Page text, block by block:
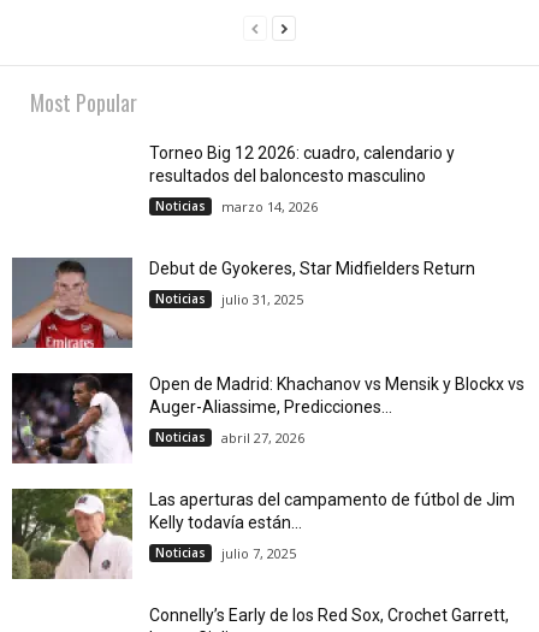
Most Popular
Torneo Big 12 2026: cuadro, calendario y
resultados del baloncesto masculino
Noticias marzo 14, 2026
Debut de Gyokeres, Star Midfielders Return
Noticias julio 31, 2025
Open de Madrid: Khachanov vs Mensik y Blockx vs
Auger-Aliassime, Predicciones...
Noticias abril 27, 2026
Las aperturas del campamento de fútbol de Jim
Kelly todavía están...
Noticias julio 7, 2025
Connelly’s Early de los Red Sox, Crochet Garrett,